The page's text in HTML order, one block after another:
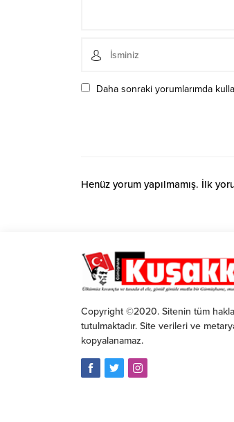
Daha sonraki yorumlarımda
Henüz yorum yapılmamış. İlk
Copyright ©2020. Sitenin tüm
tutulmaktadır. Site verileri ve
kopyalanamaz.